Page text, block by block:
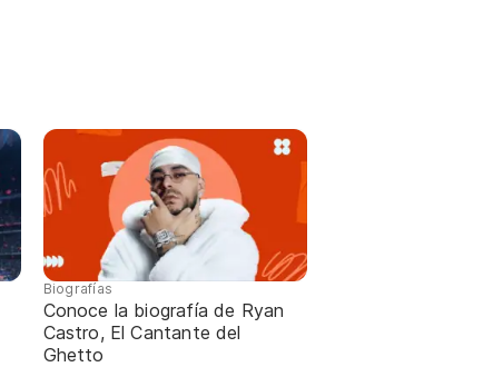
Biografías
Conoce la biografía de Ryan
Castro, El Cantante del
Ghetto